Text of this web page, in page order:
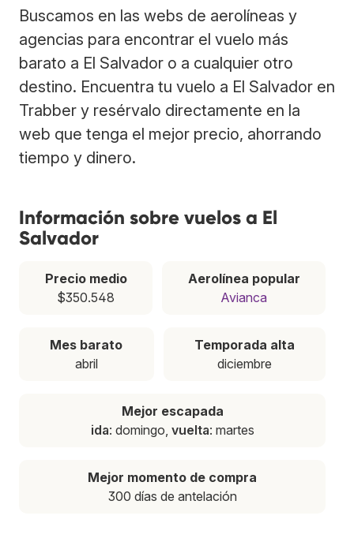
Buscamos en las webs de aerolíneas y
agencias para encontrar el vuelo más
barato a El Salvador o a cualquier otro
destino. Encuentra tu vuelo a El Salvador en
Trabber y resérvalo directamente en la
web que tenga el mejor precio, ahorrando
tiempo y dinero.
Información sobre vuelos a El
Salvador
Precio medio
$350.548
Aerolínea popular
Avianca
Mes barato
abril
Temporada alta
diciembre
Mejor escapada
ida: domingo, vuelta: martes
Mejor momento de compra
300 días de antelación